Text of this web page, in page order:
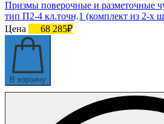
Призмы поверочные и разметочные
тип П2-4 кл.точн.1 (комплект из 2-х
Цена
68 285₽
В корзину